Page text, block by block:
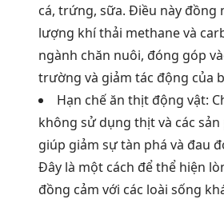
cá, trứng, sữa. Điều này đồng
lượng khí thải methane và
ngành chăn nuôi, đóng góp
trường và giảm tác động của
Hạn chế ăn thịt động vật:
không sử dụng thịt và các
giúp giảm sự tàn phá và đau
Đây là một cách để thể hiện
đồng cảm với các loài sống